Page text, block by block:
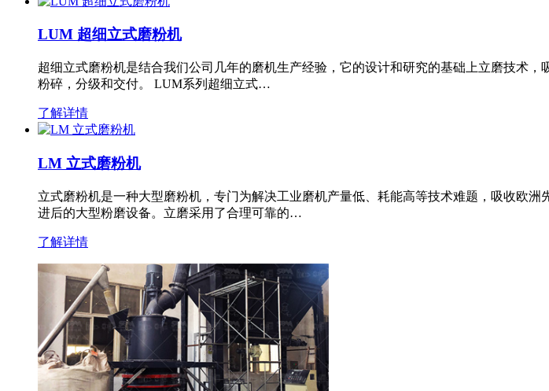
LUM 超细立式磨粉机
超细立式磨粉机是结合我们公司几年的磨机生产经验，它的设计和研究的基础上立磨技术
粉碎，分级和交付。 LUM系列超细立式…
了解详情
LM 立式磨粉机
立式磨粉机是一种大型磨粉机，专门为解决工业磨机产量低、耗能高等技术难题，吸收欧
进后的大型粉磨设备。立磨采用了合理可靠的…
了解详情